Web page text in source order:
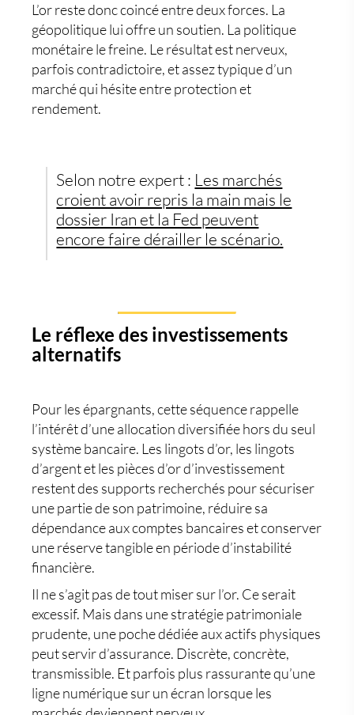
L’or reste donc coincé entre deux forces. La
géopolitique lui offre un soutien. La politique
monétaire le freine. Le résultat est nerveux,
parfois contradictoire, et assez typique d’un
marché qui hésite entre protection et
rendement.
Selon notre expert : Les marchés
croient avoir repris la main mais le
dossier Iran et la Fed peuvent
encore faire dérailler le scénario.
Le réflexe des investissements
alternatifs
Pour les épargnants, cette séquence rappelle
l’intérêt d’une allocation diversifiée hors du seul
système bancaire. Les lingots d’or, les lingots
d’argentet les pièces d’or d’investissement
restent des supports recherchés pour sécuriser
une partie de son patrimoine, réduire sa
dépendance aux comptes bancaires et conserver
une réserve tangible en période d’instabilité
financière.
Il ne s’agit pas de tout miser sur l’or. Ce serait
excessif. Mais dans une stratégie patrimoniale
prudente, une poche dédiée aux actifs physiques
peut servir d’assurance. Discrète, concrète,
transmissible. Et parfois plus rassurante qu’une
ligne numérique sur un écran lorsque les